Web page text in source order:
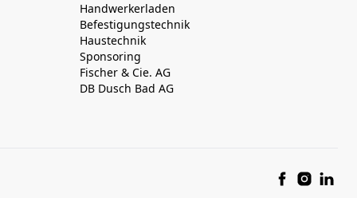
Handwerkerladen
Befestigungstechnik
Haustechnik
Sponsoring
Fischer & Cie. AG
DB Dusch Bad AG